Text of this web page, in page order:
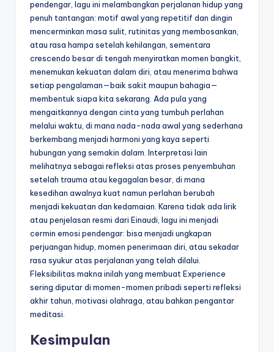
pendengar, lagu ini melambangkan perjalanan hidup yang
penuh tantangan: motif awal yang repetitif dan dingin
mencerminkan masa sulit, rutinitas yang membosankan,
atau rasa hampa setelah kehilangan, sementara
crescendo besar di tengah menyiratkan momen bangkit,
menemukan kekuatan dalam diri, atau menerima bahwa
setiap pengalaman—baik sakit maupun bahagia—
membentuk siapa kita sekarang. Ada pula yang
mengaitkannya dengan cinta yang tumbuh perlahan
melalui waktu, di mana nada-nada awal yang sederhana
berkembang menjadi harmoni yang kaya seperti
hubungan yang semakin dalam. Interpretasi lain
melihatnya sebagai refleksi atas proses penyembuhan
setelah trauma atau kegagalan besar, di mana
kesedihan awalnya kuat namun perlahan berubah
menjadi kekuatan dan kedamaian. Karena tidak ada lirik
atau penjelasan resmi dari Einaudi, lagu ini menjadi
cermin emosi pendengar: bisa menjadi ungkapan
perjuangan hidup, momen penerimaan diri, atau sekadar
rasa syukur atas perjalanan yang telah dilalui.
Fleksibilitas makna inilah yang membuat Experience
sering diputar di momen-momen pribadi seperti refleksi
akhir tahun, motivasi olahraga, atau bahkan pengantar
meditasi.
Kesimpulan